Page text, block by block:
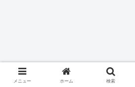
メニュー ホーム 検索